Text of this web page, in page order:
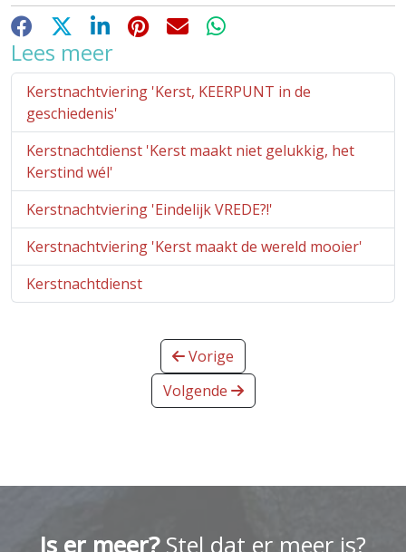
Facebook LinkedInPinterestE-mailWhatsApp
Lees meer
Kerstnachtviering 'Kerst, KEERPUNT in de
geschiedenis'
Kerstnachtdienst 'Kerst maakt niet gelukkig, het
Kerstind wél'
Kerstnachtviering 'Eindelijk VREDE?!'
Kerstnachtviering 'Kerst maakt de wereld mooier'
Kerstnachtdienst
Vorige
Volgende
Is er meer?Stel dat er meer is?